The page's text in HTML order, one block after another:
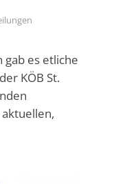
gab es etliche
KÖB St.